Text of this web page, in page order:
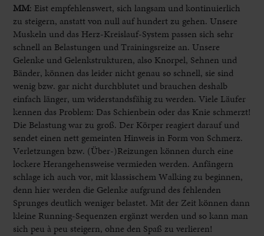
MM: Eist empfehlenswert, sich langsam und kontinuierlich
zu steigern, anstatt von null auf hundert zu gehen. Unsere
Muskeln und das Herz-Kreislauf-System passen sich sehr
schnell an Belastungen und Trainingsreize an. Unsere
Gelenke und Gelenkstrukturen, also Knorpel, Sehnen und
Bänder, können das leider nicht genau so schnell, sie sind
wenig bzw. gar nicht durchblutet und brauchen deshalb
einfach länger, um widerstandsfähig zu werden. Viele Läufer
kennen das Problem: Das Schienbein oder das Knie schmerzt!
Die Belastung war zu groß. Der Körper reagiert darauf und
sendet einen nett gemeinten Hinweis in Form von Schmerz.
Verletzungen bzw. (Über-)Reizungen können durch eine
lockere Herangehensweise vermieden werden. Anfängern
schlage ich auch vor, mit klassischem Walking zu beginnen,
denn hier werden die Gelenke aufgrund des fehlenden
Sprunges deutlich weniger belastet. Mit der Zeit können dann
kleine Running-Sequenzen ergänzt werden und so kann man
sich peu à peu steigern, ohne den Spaß zu verlieren!